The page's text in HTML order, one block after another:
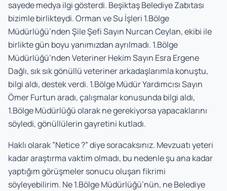
sayede medya ilgi gösterdi. Beşiktaş Belediye Zabıtası
bizimle birlikteydi. Orman ve Su İşleri 1.Bölge
Müdürlüğü’nden Şile Şefi Sayın Nurcan Ceylan, ekibi ile
birlikte gün boyu yanımızdan ayrılmadı. 1.Bölge
Müdürlüğü’nden Veteriner Hekim Sayın Esra Ergene
Dağlı, sık sık gönüllü veteriner arkadaşlarımla konuştu,
bilgi aldı, destek verdi. 1.Bölge Müdür Yardımcısı Sayın
Ömer Furtun aradı, çalışmalar konusunda bilgi aldı,
1.Bölge Müdürlüğü olarak ne gerekiyorsa yapacaklarını
söyledi, gönüllülerin gayretini kutladı.
Haklı olarak ”Netice ?” diye soracaksınız. Mevzuatı yeteri
kadar araştırma vaktim olmadı, bu nedenle şu ana kadar
yaptığım görüşmeler sonucu oluşan fikrimi
söyleyebilirim. Ne 1.Bölge Müdürlüğü’nün, ne Belediye